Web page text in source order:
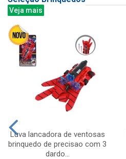
Veja mais
Luva lancadora de ventosas
brinquedo de precisao com 3
dardo...